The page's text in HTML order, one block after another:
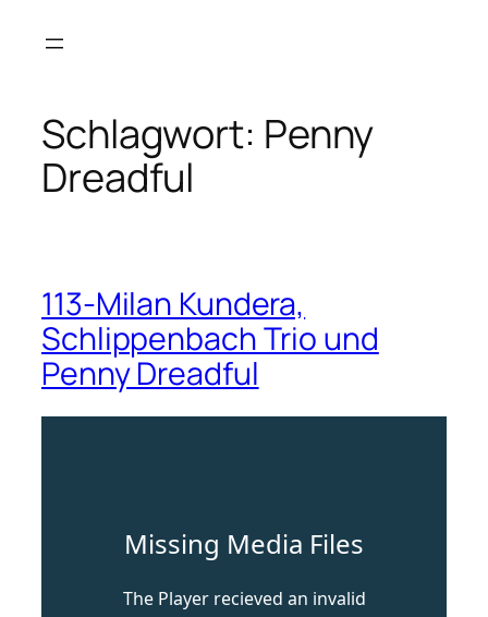
Inhalt
Schlagwort: Penny
Dreadful
113-Milan Kundera,
Schlippenbach Trio und
Penny Dreadful